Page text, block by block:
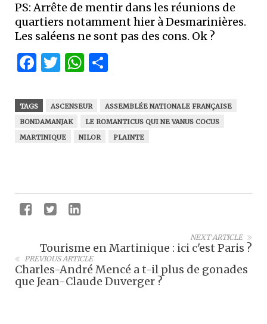
PS: Arrête de mentir dans les réunions de
quartiers notamment hier à Desmarinières.
Les saléens ne sont pas des cons. Ok ?
Facebook
Twitter
WhatsApp
TAGS ASCENSEUR
ASSEMBLÉE NATIONALE FRANÇAISE
BONDAMANJAK
LE ROMANTICUS QUI NE VANUS COCUS
MARTINIQUE
NILOR PLAINTE
NEXT ARTICLE
Tourisme en Martinique : ici c'est Paris ?
PREVIOUS ARTICLE
Charles-André Mencé a t-il plus de gonades
que Jean-Claude Duverger ?